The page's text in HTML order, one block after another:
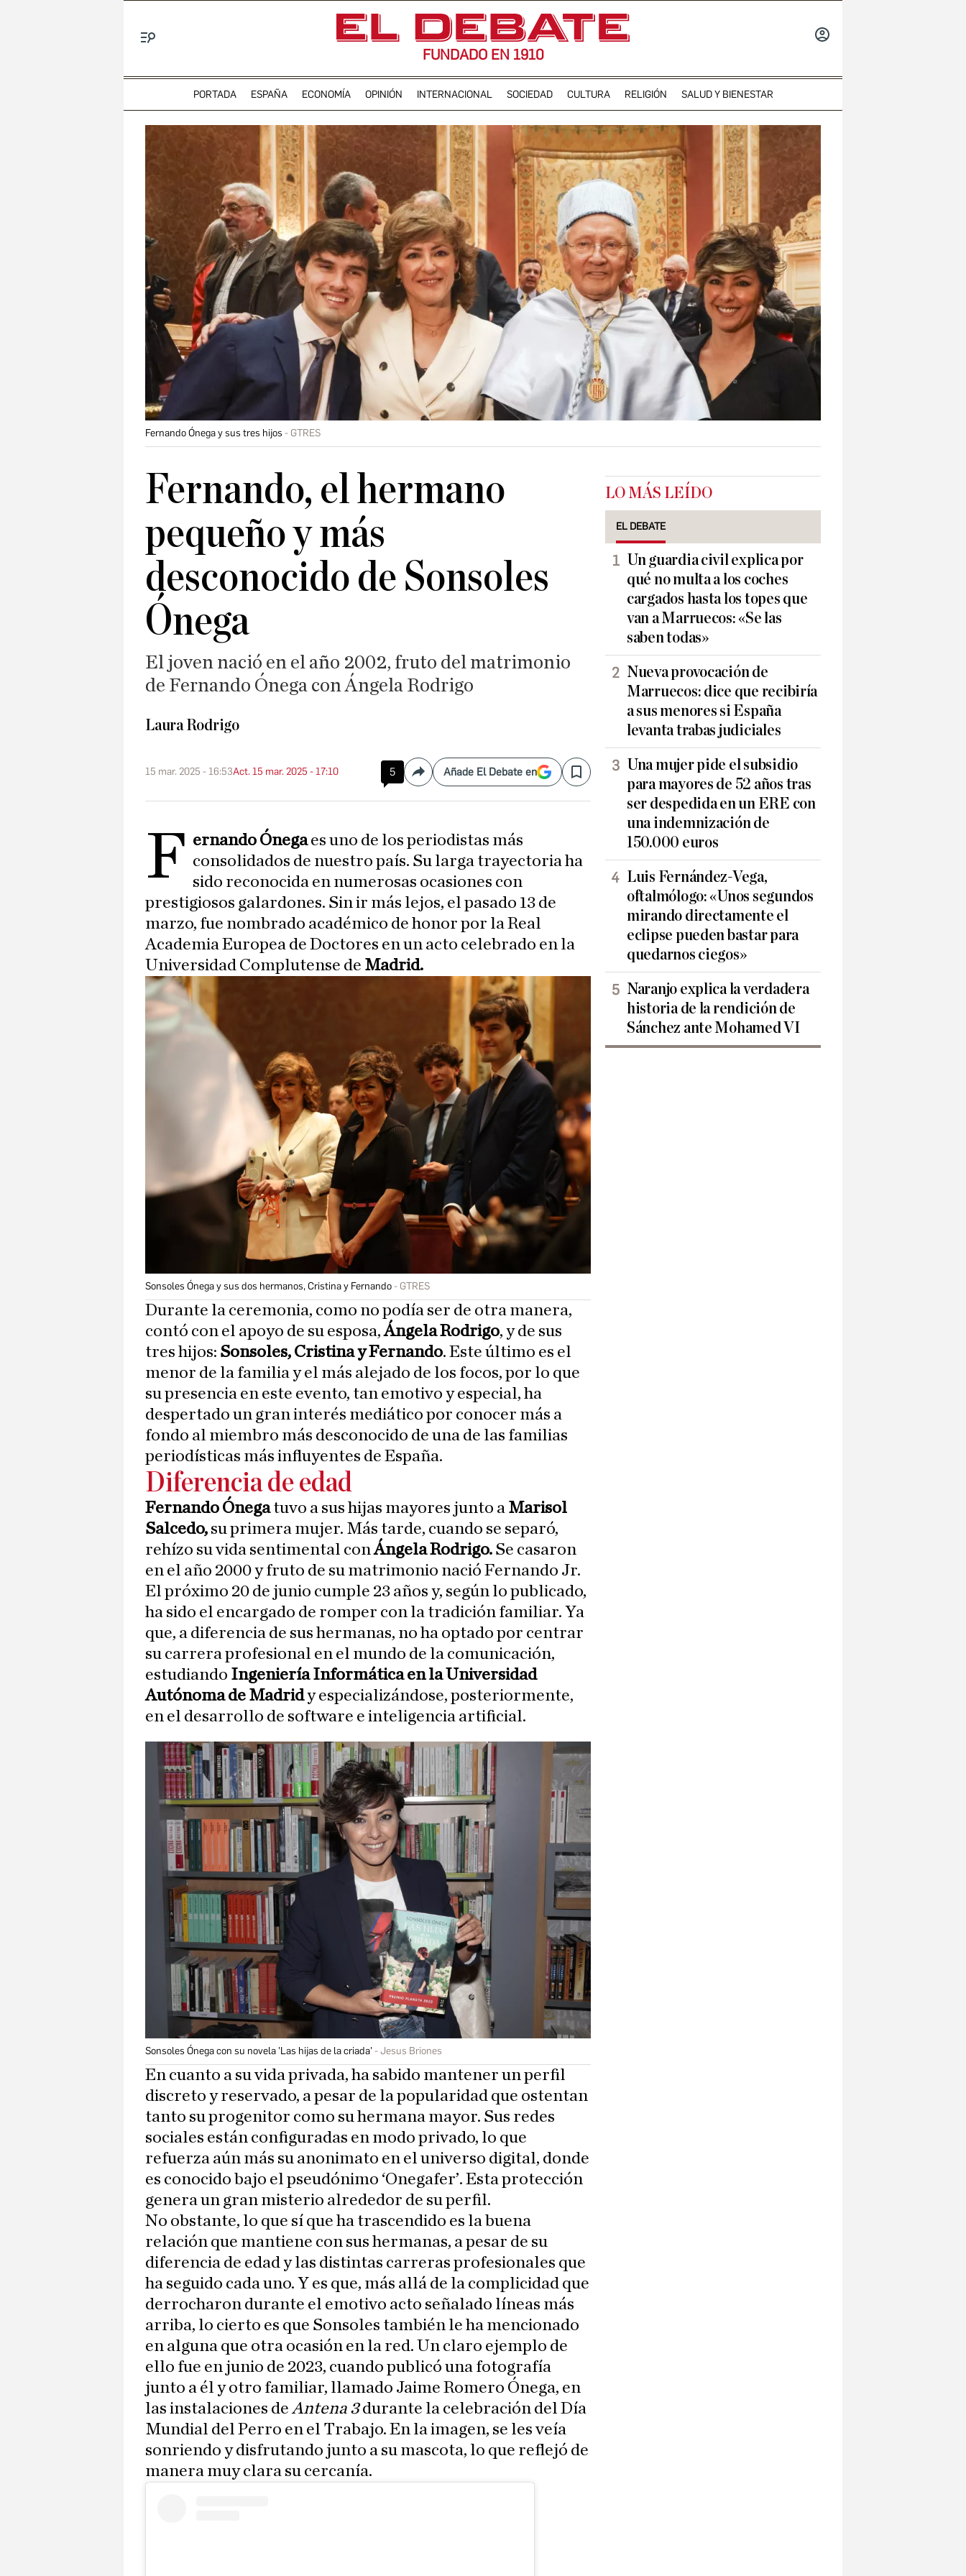
FUNDADO EN 1910
PORTADA ESPAÑA ECONOMÍA OPINIÓN INTERNACIONAL SOCIEDAD CULTURA RELIGIÓN SALUD Y BIENESTAR
Fernando Ónega y sus tres hijos GTRES
Fernando, el hermano
pequeño y más
desconocido de Sonsoles
Ónega
El joven nació en el año 2002, fruto del matrimonio
de Fernando Ónega con Ángela Rodrigo
Laura Rodrigo
15 mar. 2025 - 16:53Act. 15 mar. 2025 - 17:10 5 CompartirAñade El Debate en Save
F ernando Ónegaes uno de los periodistas más
consolidados de nuestro país. Su larga trayectoria ha
sido reconocida en numerosas ocasiones con
prestigiosos galardones. Sin ir más lejos, el pasado 13 de
marzo, fue nombrado académico de honor por la Real
Academia Europea de Doctores en un acto celebrado en la
Universidad Complutense de Madrid.
Sonsoles Ónega y sus dos hermanos, Cristina y Fernando GTRES
Durante la ceremonia, como no podía ser de otra manera,
contó con el apoyo de su esposa,Ángela Rodrigo, y de sus
tres hijos: Sonsoles, Cristina y Fernando. Este último es el
menor de la familia y el más alejado de los focos, por lo que
su presencia en este evento, tan emotivo y especial, ha
despertado un gran interés mediático por conocer más a
fondo al miembro más desconocido de una de las familias
periodísticas más influyentes de España.
Diferencia de edad
Fernando Ónegatuvo a sus hijas mayores junto a Marisol
Salcedo, su primera mujer. Más tarde, cuando se separó,
rehízo su vida sentimental conÁngela Rodrigo. Se casaron
en el año 2000 y fruto de su matrimonio nació Fernando Jr.
El próximo 20 de junio cumple 23 años y, según lo publicado,
ha sido el encargado de romper con la tradición familiar. Ya
que, a diferencia de sus hermanas, no ha optado por centrar
su carrera profesional en el mundo de la comunicación,
estudiando Ingeniería Informática en la Universidad
Autónoma de Madridy especializándose, posteriormente,
en el desarrollo de software e inteligencia artificial.
Sonsoles Ónega con su novela 'Las hijas de la criada' Jesus Briones
En cuanto a su vida privada, ha sabido mantener un perfil
discreto y reservado, a pesar de la popularidad que ostentan
tanto su progenitor como su hermana mayor. Sus redes
sociales están configuradas en modo privado, lo que
refuerza aún más su anonimato en el universo digital, donde
es conocido bajo el pseudónimo ‘Onegafer’. Esta protección
genera un gran misterio alrededor de su perfil.
No obstante, lo que sí que ha trascendido es la buena
relación que mantiene con sus hermanas, a pesar de su
diferencia de edad y las distintas carreras profesionales que
ha seguido cada uno. Y es que, más allá de la complicidad que
derrocharon durante el emotivo acto señalado líneas más
arriba, lo cierto es que Sonsoles también le ha mencionado
en alguna que otra ocasión en la red. Un claro ejemplo de
ello fue en junio de 2023, cuando publicó una fotografía
junto a él y otro familiar, llamado Jaime Romero Ónega, en
las instalaciones deAntena 3durante la celebración del Día
Mundial del Perro en el Trabajo. En la imagen, se les veía
sonriendo y disfrutando junto a su mascota, lo que reflejó de
manera muy clara su cercanía.
LO MÁS LEÍDO
EL DEBATE
Un guardia civil explica por
qué no multa a los coches
cargados hasta los topes que
van a Marruecos: «Se las
saben todas»
Nueva provocación de
Marruecos: dice que recibiría
a sus menores si España
levanta trabas judiciales
Una mujer pide el subsidio
para mayores de 52 años tras
ser despedida en un ERE con
una indemnización de
150.000 euros
Luis Fernández-Vega,
oftalmólogo: «Unos segundos
mirando directamente el
eclipse pueden bastar para
quedarnos ciegos»
Naranjo explica la verdadera
historia de la rendición de
Sánchez ante Mohamed VI